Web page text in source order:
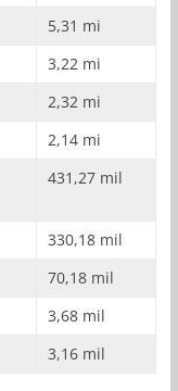
5,31 mi
3,22 mi
2,32 mi
2,14 mi
431,27 mil
330,18 mil
70,18 mil
3,68 mil
3,16 mil